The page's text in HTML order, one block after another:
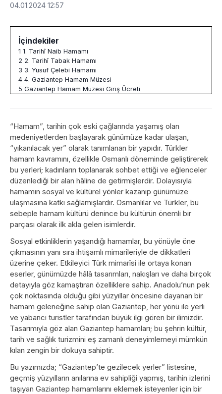
04.01.2024 12:57
İçindekiler
1 1. Tarihî Naib Hamamı
2 2. Tarihî Tabak Hamamı
3 3. Yusuf Çelebi Hamamı
4 4. Gaziantep Hamam Müzesi
5 Gaziantep Hamam Müzesi Giriş Ücreti
“Hamam”, tarihin çok eski çağlarında yaşamış olan
medeniyetlerden başlayarak günümüze kadar ulaşan,
“yıkanılacak yer” olarak tanımlanan bir yapıdır. Türkler
hamam kavramını, özellikle Osmanlı döneminde geliştirerek
bu yerleri; kadınların toplanarak sohbet ettiği ve eğlenceler
düzenlediği bir alan hâline de getirmişlerdir. Dolayısıyla
hamamın sosyal ve kültürel yönler kazanıp günümüze
ulaşmasına katkı sağlamışlardır. Osmanlılar ve Türkler, bu
sebeple hamam kültürü denince bu kültürün önemli bir
parçası olarak ilk akla gelen isimlerdir.
Sosyal etkinliklerin yaşandığı hamamlar, bu yönüyle öne
çıkmasının yanı sıra ihtişamlı mimarîleriyle de dikkatleri
üzerine çeker. Etkileyici Türk mimarîsi ile ortaya konan
eserler, günümüzde hâlâ tasarımları, nakışları ve daha birçok
detayıyla göz kamaştıran özelliklere sahip. Anadolu’nun pek
çok noktasında olduğu gibi yüzyıllar öncesine dayanan bir
hamam geleneğine sahip olan Gaziantep, her yönü ile yerli
ve yabancı turistler tarafından büyük ilgi gören bir ilimizdir.
Tasarımıyla göz alan Gaziantep hamamları; bu şehrin kültür,
tarih ve sağlık turizmini eş zamanlı deneyimlemeyi mümkün
kılan zengin bir dokuya sahiptir.
Bu yazımızda; “Gaziantep’te gezilecek yerler” listesine,
geçmiş yüzyılların anılarına ev sahipliği yapmış, tarihin izlerini
taşıyan Gaziantep hamamlarını eklemek isteyenler için bir